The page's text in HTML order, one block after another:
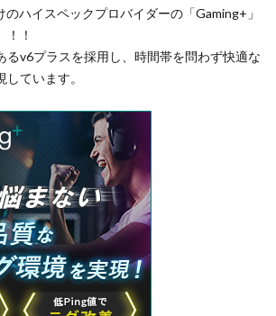
ハイスペックプロバイダーの「Gaming+」
！！
るv6プラスを採用し、時間帯を問わず快適な
ています。